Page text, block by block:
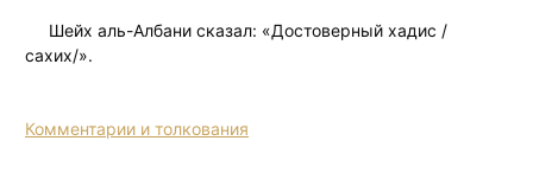
Шейх аль-Албани сказал: «Достоверный хадис /
сахих/».
Комментарии и толкования